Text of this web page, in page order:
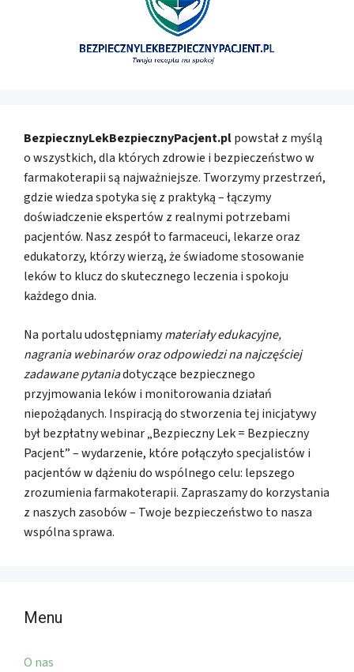
BezpiecznyLekBezpiecznyPacjent.plpowstał z myślą
o wszystkich, dla których zdrowie i bezpieczeństwo w
farmakoterapii są najważniejsze. Tworzymy przestrzeń,
gdzie wiedza spotyka się z praktyką – łączymy
doświadczenie ekspertów z realnymi potrzebami
pacjentów. Nasz zespół to farmaceuci, lekarze oraz
edukatorzy, którzy wierzą, że świadome stosowanie
leków to klucz do skutecznego leczenia i spokoju
każdego dnia.
Na portalu udostępniamymateriały edukacyjne,
nagrania webinarów oraz odpowiedzi na najczęściej
zadawane pytaniadotyczące bezpiecznego
przyjmowania leków i monitorowania działań
niepożądanych. Inspiracją do stworzenia tej inicjatywy
był bezpłatny webinar „Bezpieczny Lek = Bezpieczny
Pacjent” – wydarzenie, które połączyło specjalistów i
pacjentów w dążeniu do wspólnego celu: lepszego
zrozumienia farmakoterapii. Zapraszamy do korzystania
z naszych zasobów – Twoje bezpieczeństwo to nasza
wspólna sprawa.
Menu
O nas